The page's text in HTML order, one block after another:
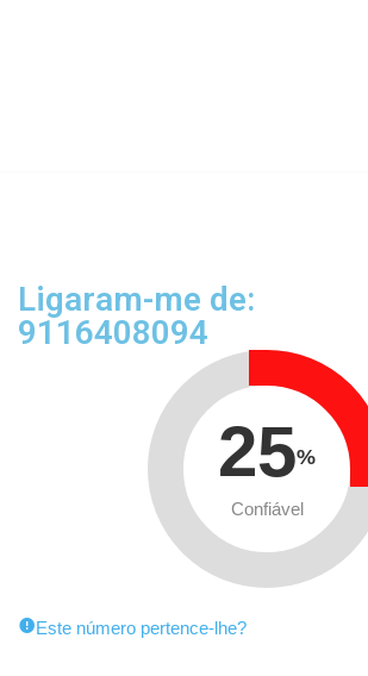
Ligaram-me de:
9116408094
25%
Confiável
Este número pertence-lhe?